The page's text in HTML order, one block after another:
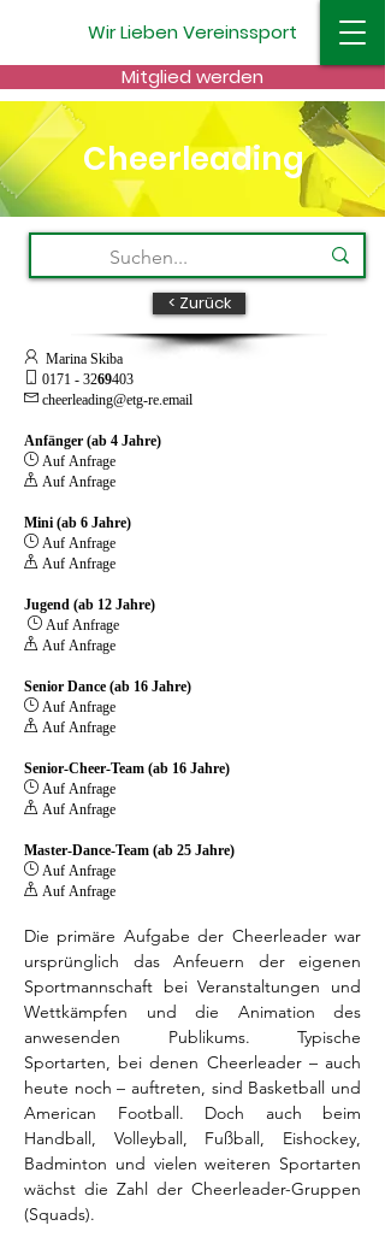
WirLiebenVereinssport
Mitglied werden
Cheerleading
< Zurück
 Marina Skiba
 0171 - 3269403
 cheerleading@etg-re.email
Anfänger (ab 4 Jahre)
 Auf Anfrage
 Auf Anfrage
Mini (ab 6 Jahre)
 Auf Anfrage
 Auf Anfrage
Jugend (ab 12 Jahre)
 Auf Anfrage
 Auf Anfrage
Senior Dance (ab 16 Jahre)
 Auf Anfrage
 Auf Anfrage
Senior-Cheer-Team (ab 16 Jahre)
 Auf Anfrage
 Auf Anfrage
Master-Dance-Team (ab 25 Jahre)
 Auf Anfrage
 Auf Anfrage
Die primäre Aufgabe der Cheerleader war
ursprünglich das Anfeuern der eigenen
Sportmannschaft bei Veranstaltungen und
Wettkämpfen und die Animation des
anwesenden Publikums. Typische
Sportarten, bei denen Cheerleader – auch
heute noch – auftreten, sind Basketball
American Football
Handball, Volleyball, Fußball, Eishockey,
Badminton und vielen weiteren Sportarten
wächst die Zahl der Cheerleader-Gruppen
(Squads).